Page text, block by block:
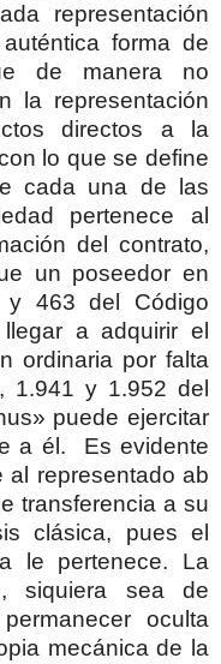
representación
forma de
de manera no
la representación
directos a la
lo que se define
cada una de las
pertenece al
del contrato,
un poseedor en
y 463 del Código
a adquirir el
ordinaria por falta
1.941 y 1.952 del
puede ejercitar
a él.
Es evidente
al representado ab
transferencia a su
clásica, pues el
le pertenece. La
siquiera sea de
oculta
mecánica de la